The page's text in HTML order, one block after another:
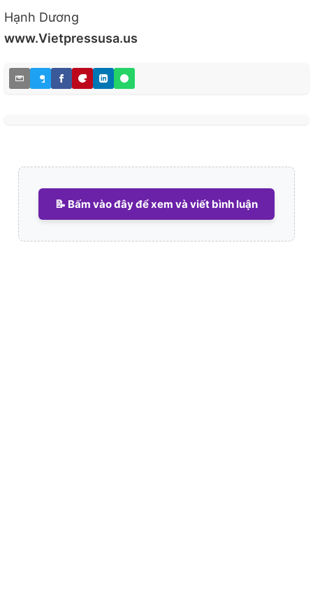
Hạnh Dương
www.Vietpressusa.us
📝 Bấm vào đây để xem và viết bình luận